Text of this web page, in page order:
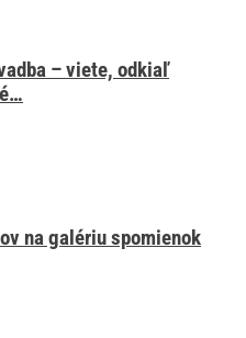
– viete, odkiaľ
na galériu spomienok